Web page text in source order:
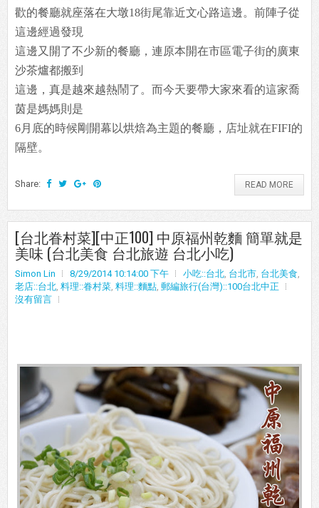
歡的餐廳就座落在大墩18街尾靠近文心路這邊。前陣子從
這邊經過發現
這邊又開了不少新的餐廳，連原本開在市區電子街的廣東
沙茶爐都搬到
這邊，真是越來越熱鬧了。而今天要帶大家來看的這家喬
茵是媽媽則是
6月底的時候剛開幕以烘焙為主題的餐廳，店址就在FIFI的
隔壁。
Share: READ MORE
[台北眷村菜][中正100] 中原福州乾麵 簡單就是
美味 (台北美食 台北旅遊 台北小吃)
Simon Lin 8/29/2014 10:14:00 下午 小吃::台北 台北市 台北美食
老店::台北 料理::眷村菜 料理::麵點 郵編旅行(台灣)::100台北中正
沒有留言